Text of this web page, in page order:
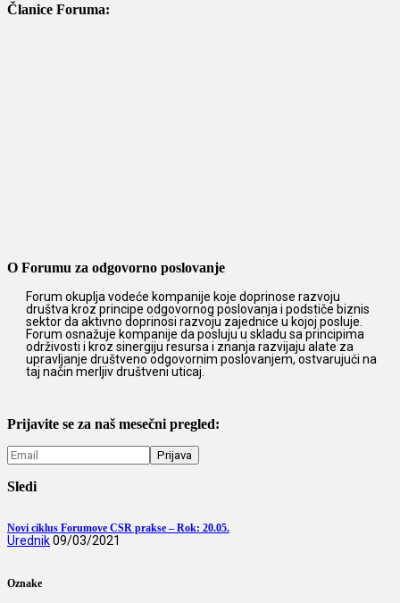
Članice Foruma:
O Forumu za odgovorno poslovanje
Forum okuplja vodeće kompanije koje doprinose razvoju
društva kroz principe odgovornog poslovanja i podstiče biznis
sektor da aktivno doprinosi razvoju zajednice u kojoj posluje.
Forum osnažuje kompanije da posluju u skladu sa principima
održivosti i kroz sinergiju resursa i znanja razvijaju alate za
upravljanje društveno odgovornim poslovanjem, ostvarujući na
taj način merljiv društveni uticaj.
Prijavite se za naš mesečni pregled:
Sledi
Novi ciklus Forumove CSR prakse – Rok: 20.05.
Urednik09/03/2021
Oznake